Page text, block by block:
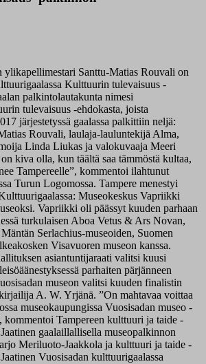
ylikapellimestari Santtu-Matias Rouvali on
Kulttuurin tulevaisuus -
palkintolautakunta nimesi
tulevaisuus -ehdokasta, joista
järjestetyssä gaalassa palkittiin neljä:
Rouvali, laulaja-lauluntekijä Alma,
Linda Liukas ja valokuvaaja Meeri
kiva olla, kun täältä saa tämmöstä kultaa,
Tampereelle”, kommentoi ilahtunut
Turun Logomossa. Tampere menestyi
Museokeskus Vapriikki
Vapriikki oli päässyt kuuden parhaan
turkulaisen Aboa Vetus & Ars Novan,
Serlachius-museoiden, Suomen
Visavuoren museon kanssa.
asiantuntijaraati valitsi kuusi
parhaiten pärjänneen
museon valitsi kuuden finalistin
A. W. Yrjänä. ”On mahtavaa voittaa
museokaupungissa Vuosisadan museo -
kommentoi Tampereen kulttuuri ja taide -
gaalaillallisella museopalkinnon
Meriluoto-Jaakkola ja kulttuuri ja taide -
Vuosisadan kulttuurigaalassa